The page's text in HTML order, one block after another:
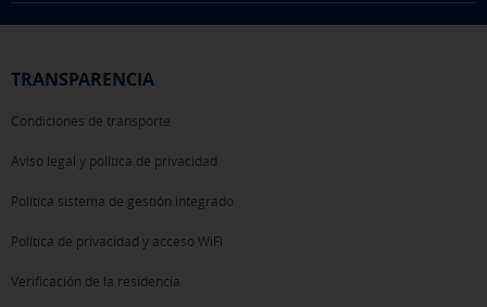
TRANSPARENCIA
Condiciones de transporte
Aviso legal y política de privacidad
Política sistema de gestión integrado
Política de privacidad y acceso WiFi
Verificación de la residencia